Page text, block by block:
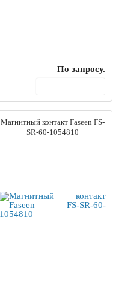
По запросу.
Магнитный контакт Faseen FS-
SR-60-1054810